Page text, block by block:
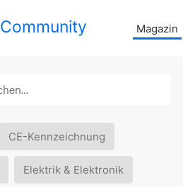
Community Magazin
CE-Kennzeichnung
Elektrik & Elektronik